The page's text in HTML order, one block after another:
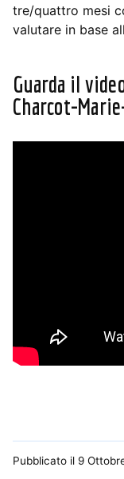
tre/quattro mesi
valutare in base
Guarda il
Charcot-
Pubblicato il 9